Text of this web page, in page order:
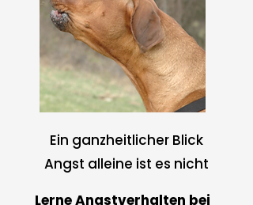
Ein ganzheitlicher Blick
Angst alleine ist es nicht
Lerne Angstverhalten bei